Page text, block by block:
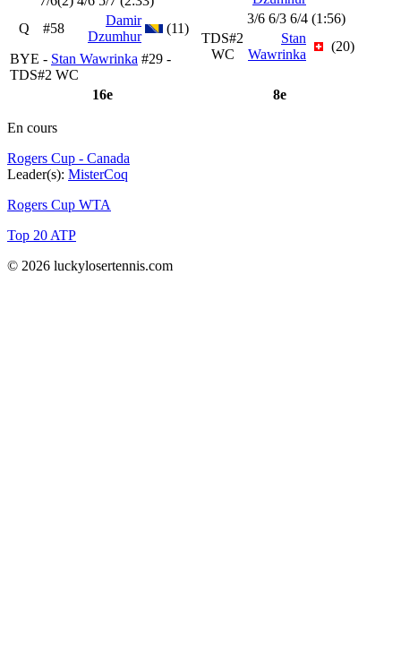
Q
#58
Damir
Dzumhur
(11)
3/6 6/3 6/4 (1:56)
TDS#2
WC
Stan
Wawrinka
(20)
BYE - Stan Wawrinka #29 -
TDS#2 WC
16e
8e
En cours
Rogers Cup - Canada
Leader(s): MisterCoq
Rogers Cup WTA
Top 20 ATP
© 2026 luckylosertennis.com